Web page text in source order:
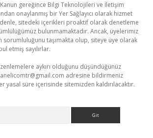
Kanun gereğince Bilgi Teknolojileri ve İletişim
onaylanmış bir Yer Sağlayıcı olarak hizmet
sitedeki içerikleri proaktif olarak denetleme
bulunmamaktadır. Ancak, üyelerimiz
sorumluluğunu taşımakta olup, siteye üye olarak
etmiş sayılırlar.
aykırı olduğunu düşündüğünüz
adresine bildirmeniz
yasal süre içerisinde sitemizden kaldırılacaktır.